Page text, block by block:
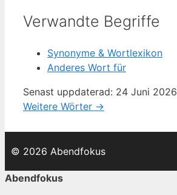
Verwandte Begriffe
Synonyme & Wortlexikon
Anderes Wort für
Senast uppdaterad: 24 Juni 2026
Weitere Wörter →
© 2026 Abendfokus
Abendfokus